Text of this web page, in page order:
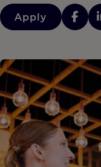
Apply